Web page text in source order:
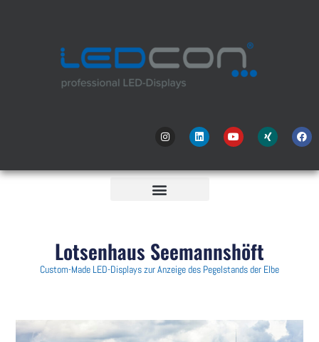
Lotsenhaus Seemannshöft
Custom-Made LED-Displays zur Anzeige des Pegelstands der Elbe